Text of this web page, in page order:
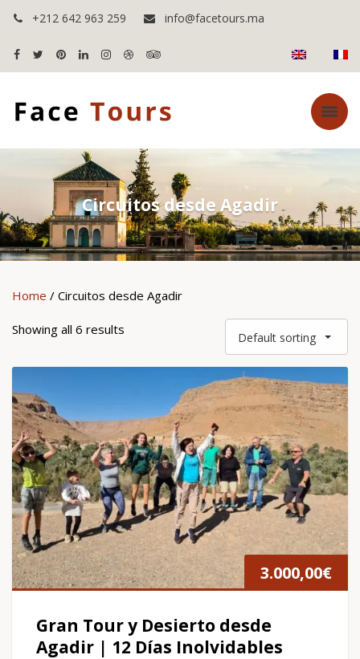
+212 642 963 259 info@facetours.ma
Circuitos desde Agadir
Home / Circuitos desde Agadir
Showing all 6 results
Default sorting
3.000,00€
Gran Tour y Desierto desde
Agadir | 12 Días Inolvidables